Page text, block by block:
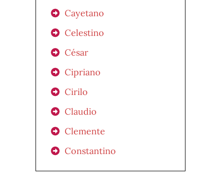
Cayetano
Celestino
César
Cipriano
Cirilo
Claudio
Clemente
Constantino